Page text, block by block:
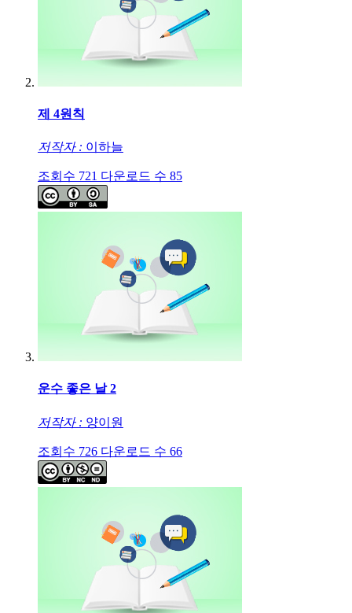
제 4원칙
저작자 : 이하늘
조회수 721 다운로드 수 85
운수 좋은 날 2
저작자 : 양이원
조회수 726 다운로드 수 66